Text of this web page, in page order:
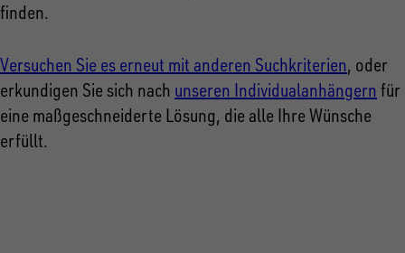
finden.
Versuchen Sie es erneut mit anderen Suchkriterien, oder
erkundigen Sie sich nach unseren Individualanhängern für
eine maßgeschneiderte Lösung, die alle Ihre Wünsche
erfüllt.